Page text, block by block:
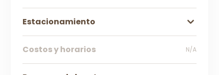
Estacionamiento
Costos y horarios N/A